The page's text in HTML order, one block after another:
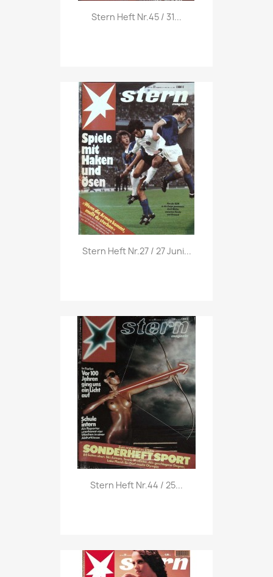
Vorschau
Stern Heft Nr.45 / 31...
Vorschau
Stern Heft Nr.27 / 27 Juni...
Vorschau
Stern Heft Nr.44 / 25...